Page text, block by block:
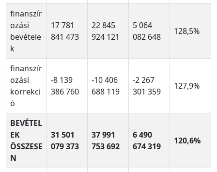
finanszír
ozási
bevétele
k
17 781
841 473
22 845
924 121
5 064
082 648
128,5%
finanszír
ozási
korrekci
ó
-8 139
386 760
-10 406
688 119
-2 267
301 359
127,9%
BEVÉTEL
EK
ÖSSZESE
N
31 501
079 373
37 991
753 692
6 490
674 319
120,6%